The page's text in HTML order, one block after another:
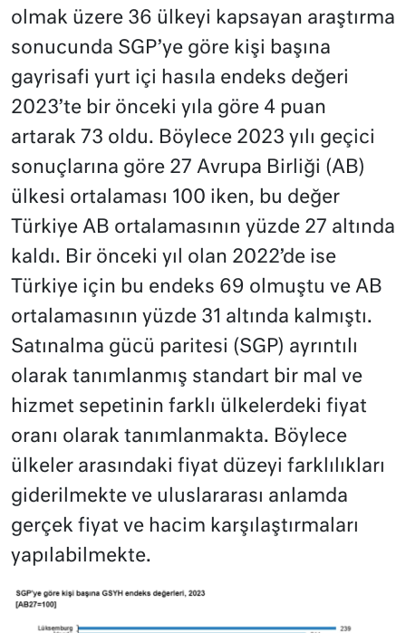
olmak üzere 36 ülkeyi kapsayan araştırma
sonucunda SGP’ye göre kişi başına
gayrisafi yurt içi hasıla endeks değeri
2023’te bir önceki yıla göre 4 puan
artarak 73 oldu. Böylece 2023 yılı geçici
sonuçlarına göre 27 Avrupa Birliği (AB)
ülkesi ortalaması 100 iken, bu değer
Türkiye AB ortalamasının yüzde 27 altında
kaldı. Bir önceki yıl olan 2022’de ise
Türkiye için bu endeks 69 olmuştu ve AB
ortalamasının yüzde 31 altında kalmıştı.
Satınalma gücü paritesi (SGP) ayrıntılı
olarak tanımlanmış standart bir mal ve
hizmet sepetinin farklı ülkelerdeki fiyat
oranı olarak tanımlanmakta. Böylece
ülkeler arasındaki fiyat düzeyi farklılıkları
giderilmekte ve uluslararası anlamda
gerçek fiyat ve hacim karşılaştırmaları
yapılabilmekte.